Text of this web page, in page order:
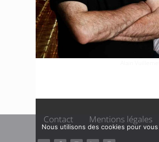
Contact Mentions légales
Nous utilisons des cookies pour